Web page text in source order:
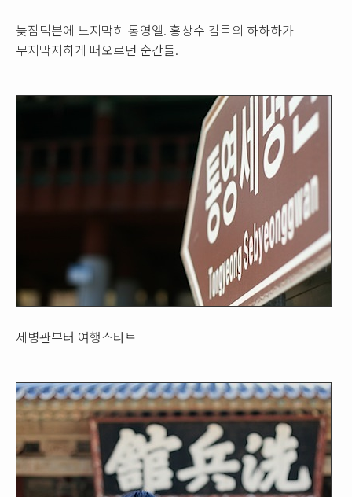
늦잠덕분에 느지막히 통영엘. 홍상수 감독의 하하하가
무지막지하게 떠오르던 순간들.
세병관부터 여행스타트